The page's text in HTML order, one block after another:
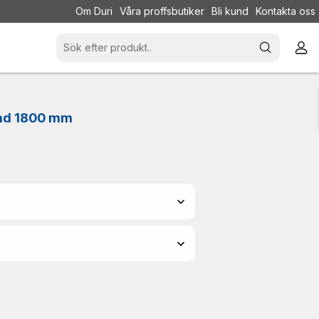
Om Duri Våra proffsbutiker Bli kund Kontakta oss
1800 mm